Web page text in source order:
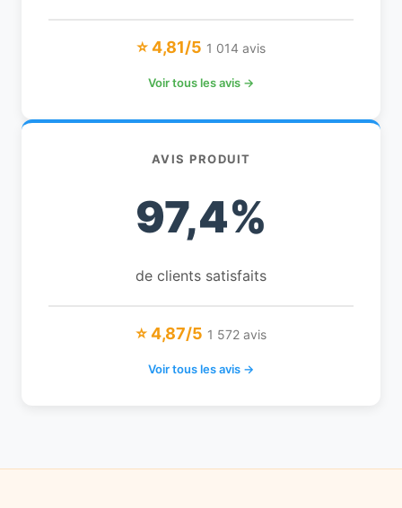
⭐ 4,81/5 1 014 avis
Voir tous les avis →
AVIS PRODUIT
97,4%
de clients satisfaits
⭐ 4,87/5 1 572 avis
Voir tous les avis →